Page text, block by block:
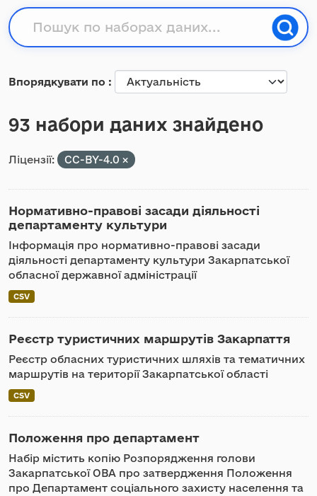
Впорядкувати по
93 набори даних знайдено
Ліцензії: CC-BY-4.0
Нормативно-правові засади діяльності
департаменту культури
Інформація про нормативно-правові засади
діяльності департаменту культури Закарпатської
обласної державної адміністрації
CSV
Реєстр туристичних маршрутів Закарпаття
Реєстр обласних туристичних шляхів та тематичних
маршрутів на території Закарпатської області
CSV
Положення про департамент
Набір містить копію Розпорядження голови
Закарпатської ОВА про затвердження Положення
про Департамент соціального захисту населення та